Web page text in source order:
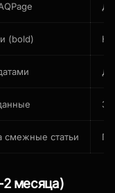
(bold)
смежные статьи
2 месяца)